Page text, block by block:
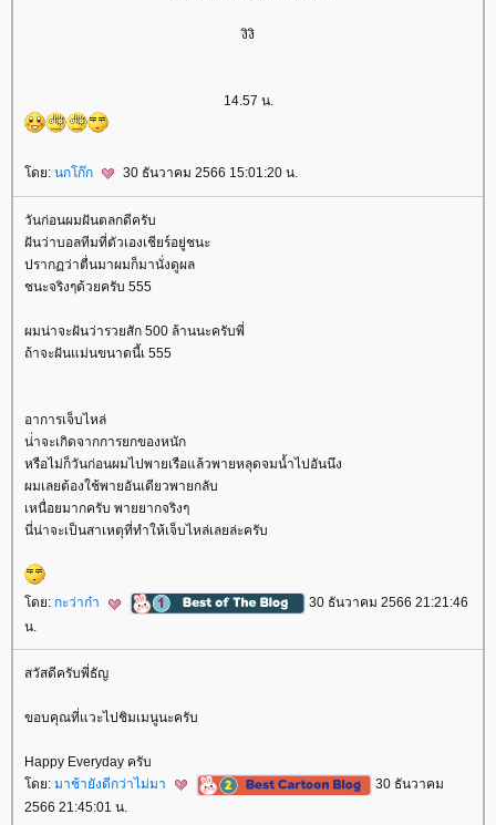
งิงิ
14.57 น.
ดย: นกโก๊ก 30 ธันวาคม 2566 15:01:20 น.
วันก่อนผมฝันตลกดีครับ
ฝันว่าบอลทีมที่ตัวเองเชียร์อยู่ชนะ
ปรากฏว่าตื่นมาผมก็มานั่งดูผล
ชนะจริงๆด้วยครับ 555
ผมน่าจะฝันว่ารวยสัก 500 ล้านนะครับพี่
ถ้าจะฝันแม่นขนาดนี้เ 555
อาการเจ็บไหล่
น่่าจะเกิดจากการยกของหนัก
หรือไม่ก็วันก่อนผมไปพายเรือแล้วพายหลุดจมน้ำไปอันนึง
ผมเลยต้องใช้พายอันเดียวพายกลับ
เหนื่อยมากครับ พายยากจริงๆ
นี่น่าจะเป็นสาเหตุที่ทำให้เจ็บไหล่เลยล่ะครับ
ดย: กะว่าก๋า
30 ธันวาคม 2566 21:21:46
น.
สวัสดีครับพี่ธัญ
ขอบคุณที่แวะไปชิมเมนูนะครับ
Happy Everyday ครับ
ดย: มาช้ายังดีกว่าไม่มา
30 ธันวาคม
2566 21:45:01 น.